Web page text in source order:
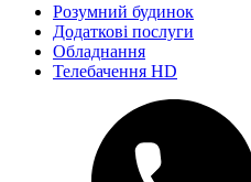
Розумний будинок
Додаткові послуги
Обладнання
Телебачення HD